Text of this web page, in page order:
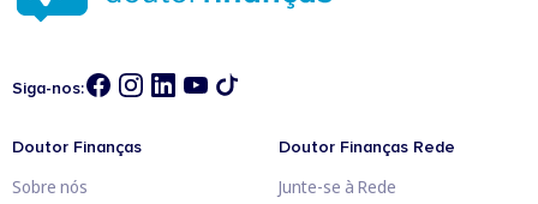
Siga-nos:
Doutor Finanças
Sobre nós
Doutor Finanças Rede
Junte-se à Rede